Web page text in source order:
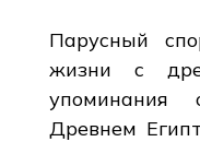
Парусный
жизни с
Древнем